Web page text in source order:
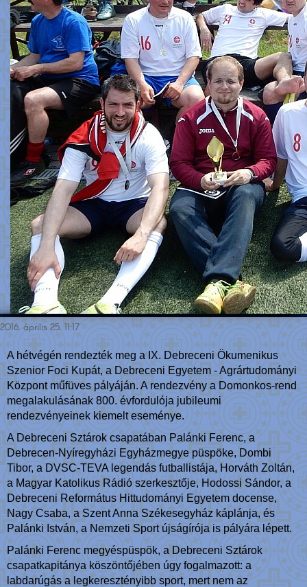
2016. április 25. 11:17
A hétvégén rendezték meg a IX. Debreceni Ökumenikus
Szenior Foci Kupát, a Debreceni Egyetem - Agrártudományi
Központ műfüves pályáján. A rendezvény a Domonkos-rend
megalakulásának 800. évfordulója jubileumi
rendezvényeinek kiemelt eseménye.
A Debreceni Sztárok csapatában Palánki Ferenc, a
Debrecen-Nyíregyházi Egyházmegye püspöke, Dombi
Tibor, a DVSC-TEVA legendás futballistája, Horváth Zoltán,
a Magyar Katolikus Rádió szerkesztője, Hodossi Sándor, a
Debreceni Református Hittudományi Egyetem docense,
Nagy Csaba, a Szent Anna Székesegyház káplánja, és
Palánki István, a Nemzeti Sport újságírója is pályára lépett.
Palánki Ferenc megyéspüspök, a Debreceni Sztárok
csapatkapitánya köszöntőjében úgy fogalmazott: a
labdarúgás a legkeresztényibb sport, mert nem az